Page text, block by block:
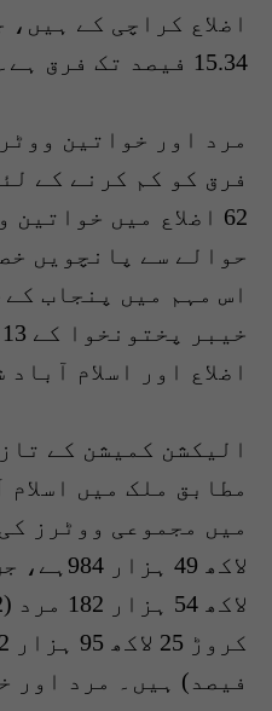
15.34 فیصد تک فرق ہے۔
مرد اور خواتین
فرق کو کم کرنے کے
62 اضلاع میں
حوالے سے پانچویں
اضلاع اور اسلام آباد
الیکشن کمیشن کے
فیصد) ہیں۔ مرد اور